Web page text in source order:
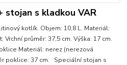
s kladkou VAR
kotlík. Objem: 10,8 L. Materiál:
průměr: 37,5 cm. Výška: 17 cm.
Materiál: nerez (nerezová
poklice: 37 cm. Speciální stojan s